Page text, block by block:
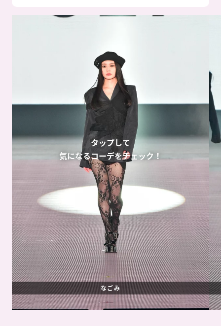
タップして
気になるコーデをチェック！
なごみ